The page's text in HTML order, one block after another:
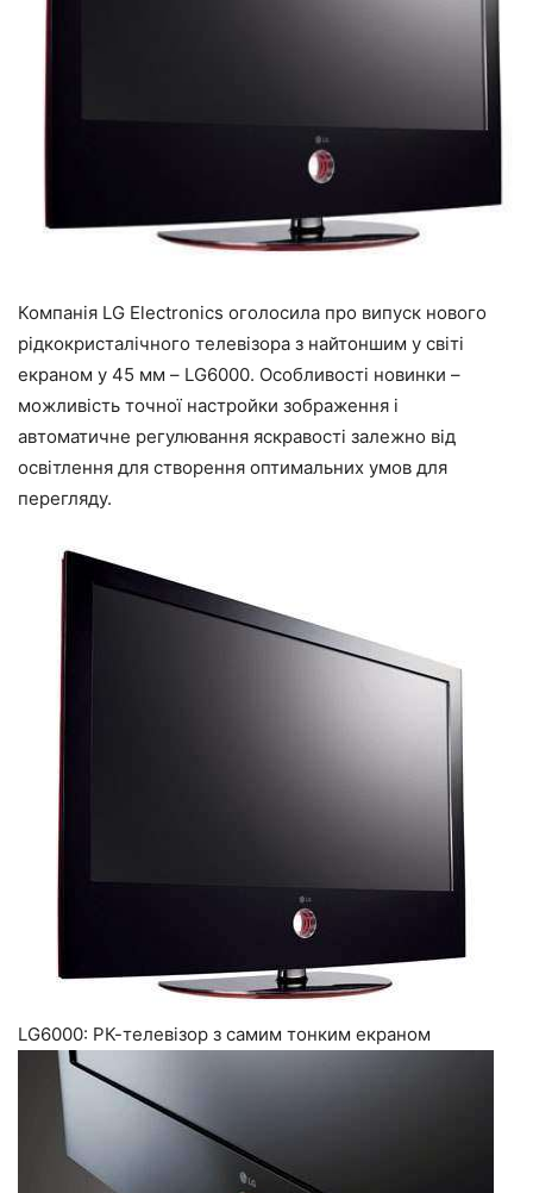
Компанія LG Electronics оголосила про випуск нового
рідкокристалічного телевізора з найтоншим у світі
екраном у 45 мм – LG6000. Особливості новинки –
можливість точної настройки зображення і
автоматичне регулювання яскравості залежно від
освітлення для створення оптимальних умов для
перегляду.
LG6000: РК-телевізор з самим тонким екраном